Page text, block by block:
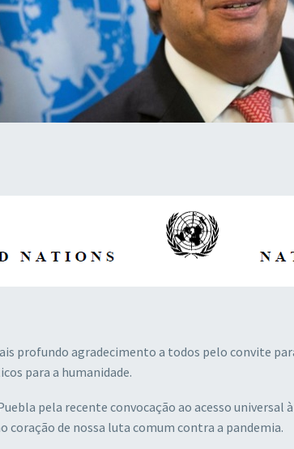
profundo agradecimento a todos pelo convite
para a humanidade.
pela recente convocação ao acesso universal
coração de nossa luta comum contra a pandemia.